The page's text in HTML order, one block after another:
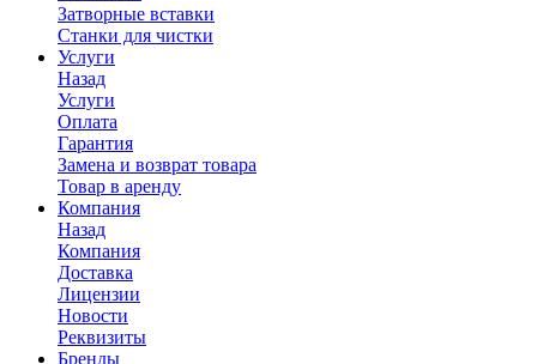
Затворные вставки
Станки для чистки
Услуги
Назад
Услуги
Оплата
Гарантия
Замена и возврат товара
Товар в аренду
Компания
Назад
Компания
Доставка
Лицензии
Новости
Реквизиты
Бренды